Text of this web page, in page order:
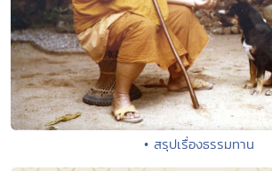
• สรุปเรื่องธรรมทาน